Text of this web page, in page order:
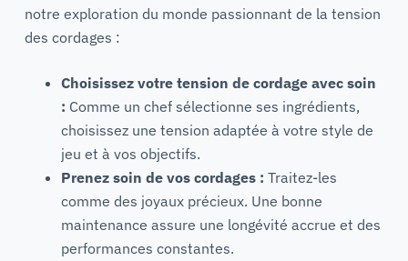
notre exploration du monde passionnant de la tension
des cordages :
Choisissez votre tension de cordage avec soin
: Comme un chef sélectionne ses ingrédients,
choisissez une tension adaptée à votre style de
jeu et à vos objectifs.
Prenez soin de vos cordages : Traitez-les
comme des joyaux précieux. Une bonne
maintenance assure une longévité accrue et des
performances constantes.